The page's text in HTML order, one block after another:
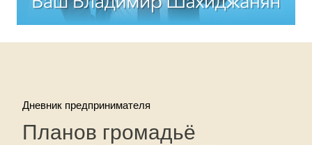
Дневник предпринимателя
Планов громадьё